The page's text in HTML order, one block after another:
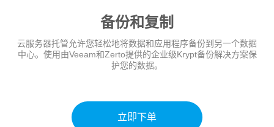
备份和复制
云服务器托管允许您轻松地将数据和应用程序备份到另一个数据
中心。使用由Veeam和Zerto提供的企业级Krypt备份解决方案保
护您的数据。
立即下单